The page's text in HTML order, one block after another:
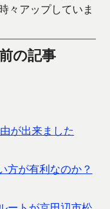
々アップしていま
の記事
が出来ました
方が有利なのか？